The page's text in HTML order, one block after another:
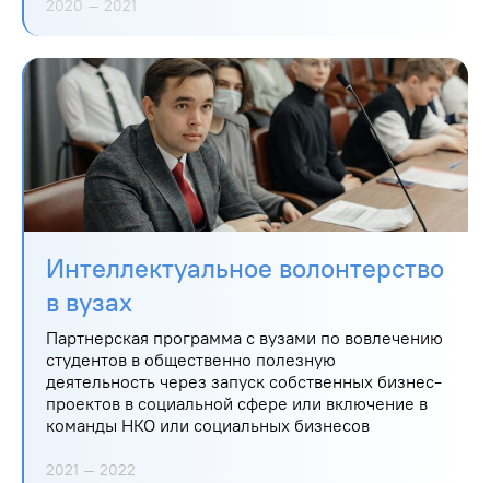
2020 – 2021
Интеллектуальное волонтерство
в вузах
Партнерская программа с вузами по вовлечению
студентов в общественно полезную
деятельность через запуск собственных бизнес-
проектов в социальной сфере или включение в
команды НКО или социальных бизнесов
2021 – 2022